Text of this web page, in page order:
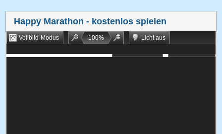
Happy Marathon - kostenlos spielen
Vollbild-Modus 100%
Licht aus